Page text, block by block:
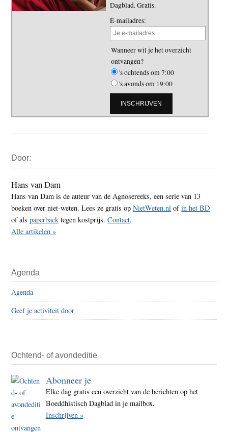
Dagblad. Gratis.
E-mailadres:
Wanneer wil je het overzicht
ontvangen?
's ochtends om 7:00
's avonds om 19:00
Sidebar
Door:
Hans van Dam
Hans van Dam is de auteur van de Agnosereeks, een serie van 13
boeken over niet-weten. Lees ze gratis opNietWeten.nl ofin het BD
of alspaperback tegen kostprijs.Contact.
Alle artikelen »
Agenda
Agenda
Geef je activiteit door
Ochtend- of avondeditie
Abonneer je
Elke dag gratis een overzicht van de berichten op het
Boeddhistisch Dagblad in je mailbox.
Inschrijven »